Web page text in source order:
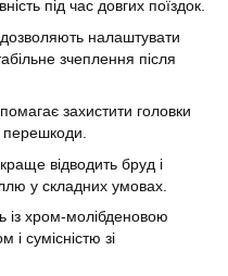
під час довгих поїздок.
налаштувати
зчеплення після
захистити головки
перешкоди.
відводить бруд і
у складних умовах.
хром-молібденовою
і сумісністю зі